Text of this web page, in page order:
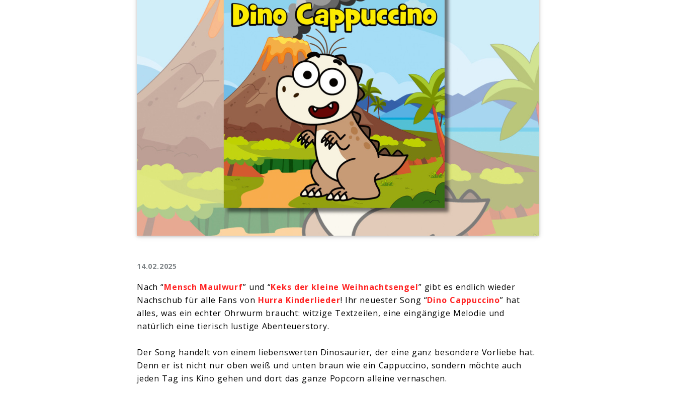
14.02.2025
Nach “Mensch Maulwurf” und “Keks der kleine Weihnachtsengel” gibt es endlich wieder
Nachschub für alle Fans von Hurra Kinderlieder! Ihr neuester Song “Dino Cappuccino” hat
alles, was ein echter Ohrwurm braucht: witzige Textzeilen, eine eingängige Melodie und
natürlich eine tierisch lustige Abenteuerstory.
Der Song handelt von einem liebenswerten Dinosaurier, der eine ganz besondere Vorliebe hat.
Denn er ist nicht nur oben weiß und unten braun wie ein Cappuccino, sondern möchte auch
jeden Tag ins Kino gehen und dort das ganze Popcorn alleine vernaschen.